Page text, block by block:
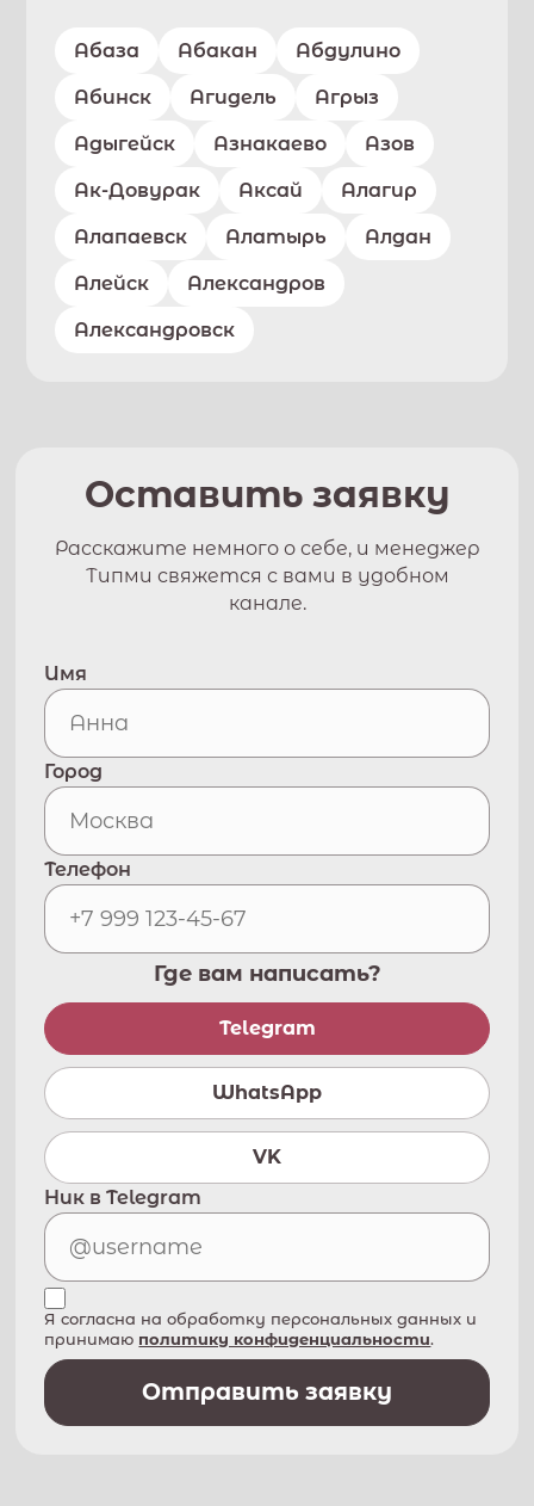
Абаза Абакан Абдулино
Абинск Агидель Агрыз
Адыгейск Азнакаево Азов
Ак-Довурак Аксай Алагир
Алапаевск Алатырь Алдан
Алейск Александров
Александровск
Оставить заявку
Расскажите немного о себе, и менеджер
Типми свяжется с вами в удобном
канале.
Имя
Город
Телефон
Где вам написать?
Telegram
WhatsApp
VK
Ник в Telegram
Я согласна на обработку персональных данных и
принимаю политику конфиденциальности.
Отправить заявку